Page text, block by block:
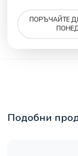
ПОРЪЧАЙТЕ
Подобни